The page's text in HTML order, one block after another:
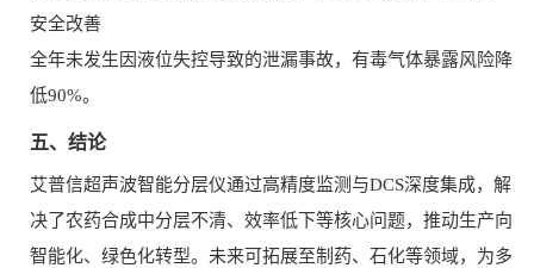
安全改善
全年未发生因液位失控导致的泄漏事故，有毒气体暴露风险降
低90%。
五、结论
艾普信超声波智能分层仪通过高精度监测与DCS深度集成，解
决了农药合成中分层不清、效率低下等核心问题，推动生产向
智能化、绿色化转型。未来可拓展至制药、石化等领域，为多